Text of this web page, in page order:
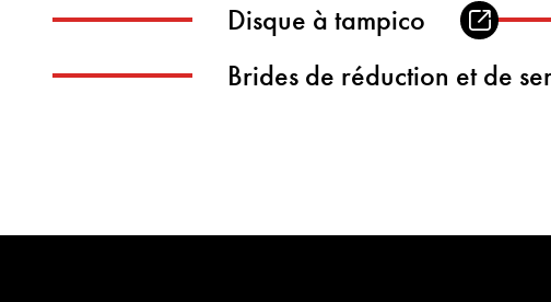
Disque à tampico
Brides de réduction et de